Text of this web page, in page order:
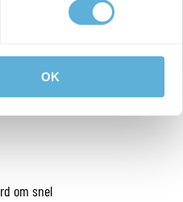
OK
om snel